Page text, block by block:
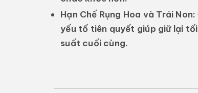
Hạn Chế Rụng Hoa và Trái Non:
yếu tố tiên quyết giúp giữ lại
suất cuối cùng.